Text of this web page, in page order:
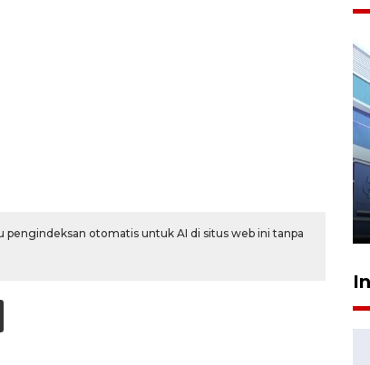
otomatis untuk AI di situs web ini tanpa